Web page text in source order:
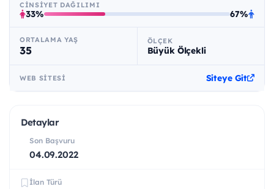
CINSIYET DAĞILIMI
33% 67%
ORTALAMA YAŞ
35
ÖLÇEK
Büyük Ölçekli
WEB SITESI Siteye Git
Detaylar
Son Başvuru
04.09.2022
İlan Türü